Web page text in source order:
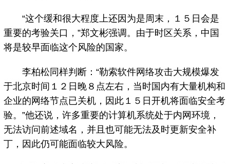
“这个缓和很大程度上还因为是周末，１５日会是
重要的考验关口，”郑文彬强调。由于时区关系，中国
将是较早面临这个风险的国家。
李柏松同样判断：“勒索软件网络攻击大规模爆发
于北京时间１２日晚８点左右，当时国内有大量机构和
企业的网络节点已关机，因此１５日开机将面临安全考
验。”他还说，许多重要的计算机系统处于内网环境，
无法访问前述域名，并且也可能无法及时更新安全补
丁，因此仍可能面临较大风险。